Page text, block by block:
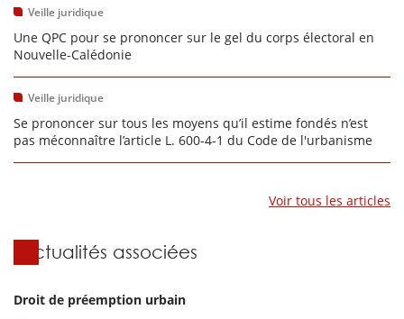
Veille juridique
Une QPC pour se prononcer sur le gel du corps électoral en
Nouvelle-Calédonie
Veille juridique
Se prononcer sur tous les moyens qu’il estime fondés n’est
pas méconnaître l’article L. 600-4-1 du Code de l'urbanisme
Voir tous les articles
Actualités associées
Droit de préemption urbain